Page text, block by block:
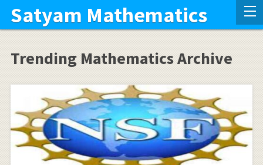
Satyam Mathematics
Trending Mathematics Archive